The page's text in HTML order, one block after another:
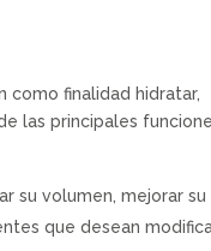
como finalidad hidratar,
las principales
su volumen, mejorar su
que desean